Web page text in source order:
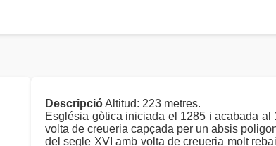
DescripcióAltitud: 223 metres.
Església gòtica iniciada el 1285 i acabada
volta de creueria capçada per un absis
del segle XVI amb volta de creueria molt